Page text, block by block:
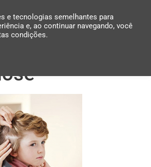
e tecnologias semelhantes para
e, ao continuar navegando, você
condições.